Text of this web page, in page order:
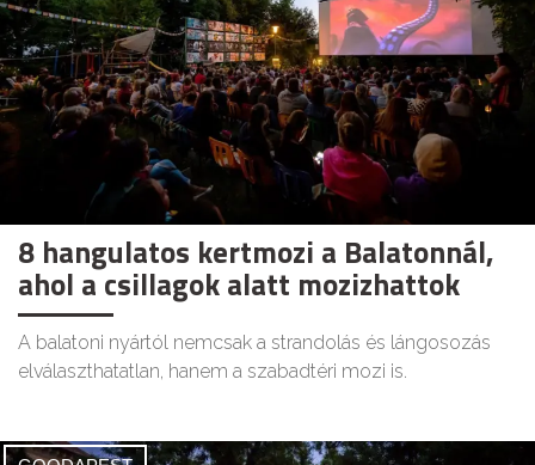
8 hangulatos kertmozi a Balatonnál,
ahol a csillagok alatt mozizhattok
A balatoni nyártól nemcsak a strandolás és lángosozás
elválaszthatatlan, hanem a szabadtéri mozi is.